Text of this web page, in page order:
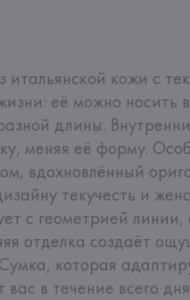
кожи с
её можно носить
длины.
меняя её форму.
вдохновлённый
текучесть и
с геометрией линии,
отделка создаёт
которая
в течение всего